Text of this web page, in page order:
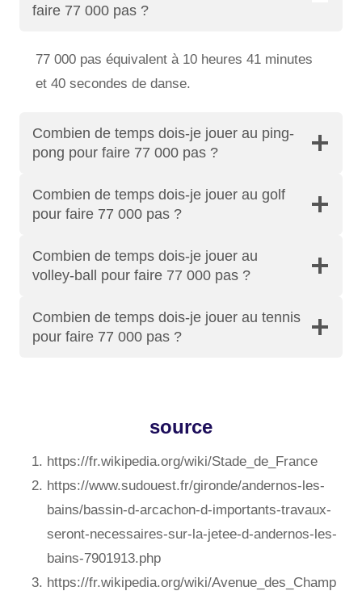
faire 77 000 pas ?
77 000 pas équivalent à 10 heures 41 minutes
et 40 secondes de danse.
Combien de temps dois-je jouer au ping-
pong pour faire 77 000 pas ?
Combien de temps dois-je jouer au golf
pour faire 77 000 pas ?
Combien de temps dois-je jouer au
volley-ball pour faire 77 000 pas ?
Combien de temps dois-je jouer au tennis
pour faire 77 000 pas ?
source
https://fr.wikipedia.org/wiki/Stade_de_France
https://www.sudouest.fr/gironde/andernos-les-
bains/bassin-d-arcachon-d-importants-travaux-
seront-necessaires-sur-la-jetee-d-andernos-les-
bains-7901913.php
https://fr.wikipedia.org/wiki/Avenue_des_Champ